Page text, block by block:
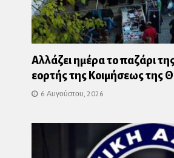
Αλλάζει ημέρα το παζάρι
εορτής της Κοιμήσεως της
6 Αυγούστου, 2026